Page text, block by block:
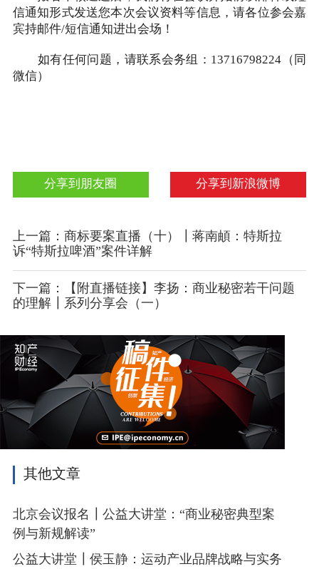
信通知形式发送您本次会议资料等信息，请各位参会嘉
宾持邮件/短信通知进出会场！
如有任何问题，请联系会务组：13716798224（同
微信）
分享到新浪微博
分享到朋友圈
上一篇：商标要案直播（十）┃蒋南頔：特斯拉
诉“特斯拉啤酒”案件详解
下一篇：【附直播链接】李扬：商业秘密若干问题
的理解┃系列分享会（一）
其他文章
北京会议报名┃公益大讲堂：“商业秘密典型案
例与新规解读”
公益大讲堂┃侯玉静：运动产业品牌战略与实务